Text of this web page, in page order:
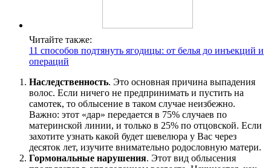
Читайте также:
11 способов подтянуть ягодицы: от белья до инъекций и
операций
Наследственность. Это основная причина выпадения
волос. Если ничего не предпринимать и пустить на
самотек, то облысение в таком случае неизбежно.
Важно: этот «дар» передается в 75% случаев по
материнской линии, и только в 25% по отцовской. Если
захотите узнать какой будет шевелюра у Вас через
десяток лет, изучите внимательно родословную матери.
Гормональные нарушения. Этот вид облысения